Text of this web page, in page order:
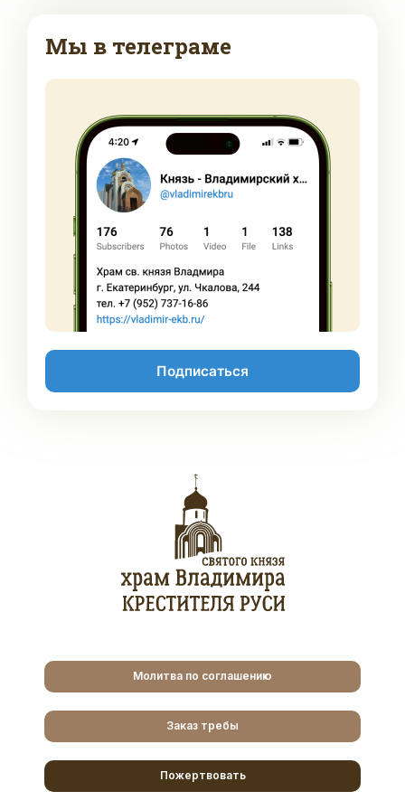
Мы в телеграме
Подписаться
Молитва по соглашению
Заказ требы
Пожертвовать